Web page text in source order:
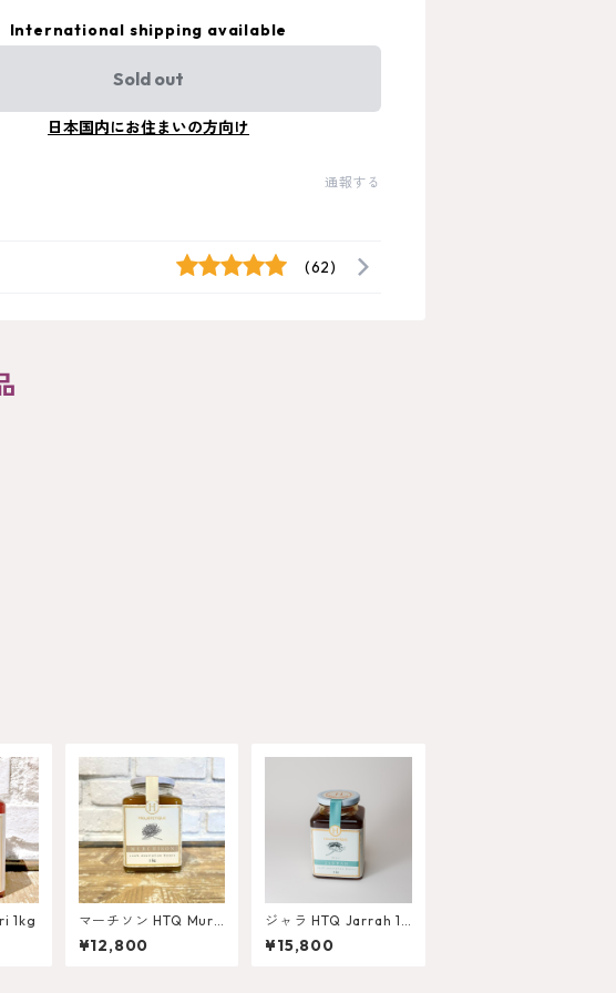
International shipping available
Sold out
日本国内にお住まいの方向け
通報する
(62)
1kg
マーチソン HTQ Murc
hison 1KG
¥12,800
ジャラ HTQ Jarrah 1K
G
¥15,800